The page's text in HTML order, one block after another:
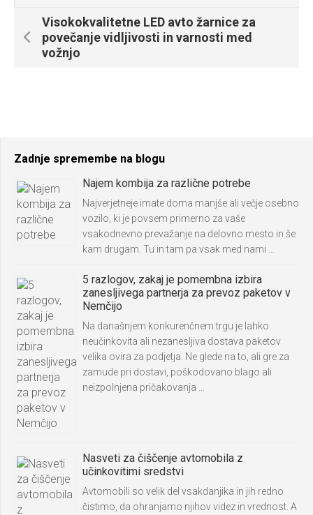
Visokokvalitetne LED avto žarnice za
povečanje vidljivosti in varnosti med
vožnjo
Zadnje spremembe na blogu
Najem kombija za različne potrebe
Najverjetneje imate doma manjše ali večje osebno
vozilo, ki je povsem primerno za vaše
vsakodnevno prevažanje na delovno mesto in še
kam drugam. Tu in tam pa vsak med nami …
5 razlogov, zakaj je pomembna izbira
zanesljivega partnerja za prevoz paketov v
Nemčijo
Na današnjem konkurenčnem trgu je lahko
neučinkovita ali nezanesljiva dostava paketov
velika ovira za podjetja. Ne glede na to, ali gre za
zamude pri dostavi, poškodovano blago ali
neizpolnjena pričakovanja …
Nasveti za čiščenje avtomobila z
učinkovitimi sredstvi
Avtomobili so velik del vsakdanjika in jih redno
čistimo, da ohranjamo njihov videz in vrednost. A